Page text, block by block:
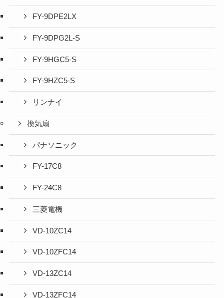
FY-9DPE2LX
FY-9DPG2L-S
FY-9HGC5-S
FY-9HZC5-S
リンナイ
換気扇
パナソニック
FY-17C8
FY-24C8
三菱電機
VD-10ZC14
VD-10ZFC14
VD-13ZC14
VD-13ZFC14